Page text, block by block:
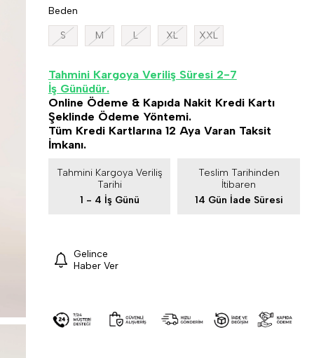
Beden
S M L XL XXL
Tahmini Kargoya Veriliş Süresi 2-7
İş Günüdür.
Online Ödeme & Kapıda Nakit Kredi Kartı
Şeklinde Ödeme Yöntemi.
Tüm Kredi Kartlarına 12 Aya Varan Taksit
İmkanı.
Tahmini Kargoya Veriliş
Tarihi
1 - 4 İş Günü
Teslim Tarihinden
İtibaren
14 Gün İade Süresi
Gelince
Haber Ver